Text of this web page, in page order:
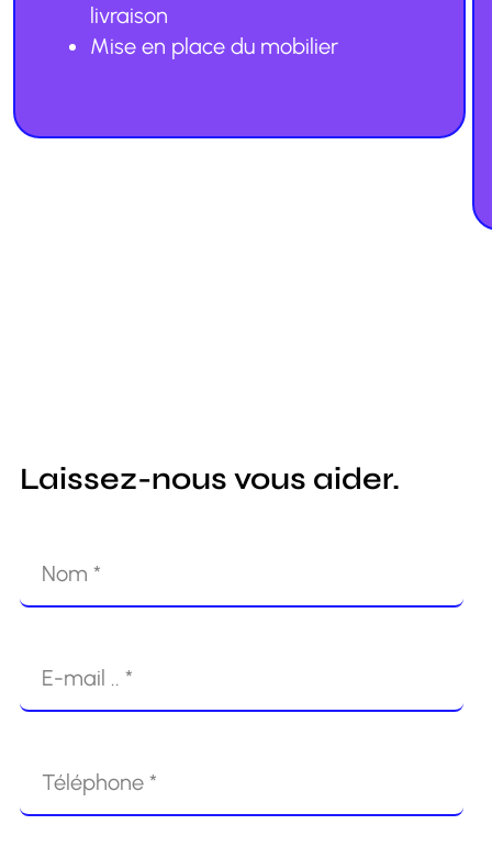
livraison
Mise en place du mobilier
Laissez-nous vous aider.